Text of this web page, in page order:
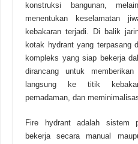
konstruksi bangunan,
menentukan keselamatan
kebakaran terjadi. Di balik
kotak hydrant yang terpasang
kompleks yang siap bekerja
dirancang untuk
langsung ke titik
pemadaman, dan
Fire hydrant adalah sistem
bekerja secara manual